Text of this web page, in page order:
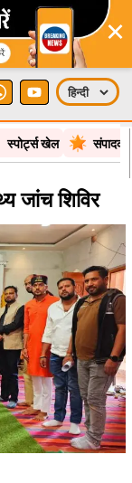
स्पोर्ट्स खेल
जांच शिविर